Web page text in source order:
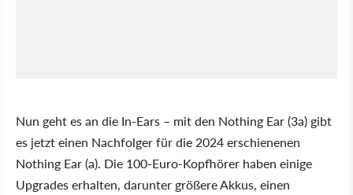
Nun geht es an die In-Ears – mit den Nothing Ear (3a) gibt
es jetzt einen Nachfolger für die 2024 erschienenen
Nothing Ear (a). Die 100-Euro-Kopfhörer haben einige
Upgrades erhalten, darunter größere Akkus, einen